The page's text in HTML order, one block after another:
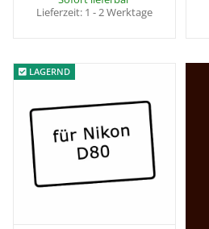
Lieferzeit: 1 - 2 Werktage
LAGERND
LAGERND